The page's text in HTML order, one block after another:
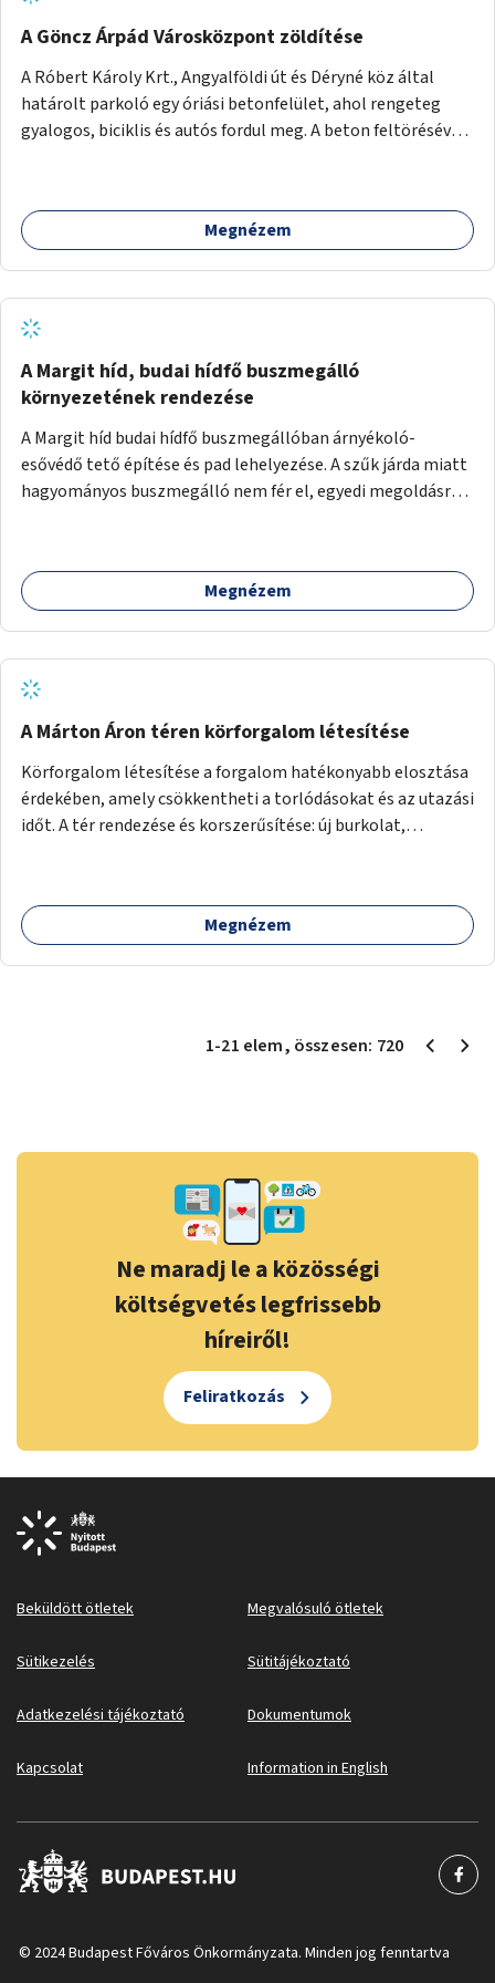
A Göncz Árpád Városközpont zöldítése
A Róbert Károly Krt., Angyalföldi út és Déryné köz által
határolt parkoló egy óriási betonfelület, ahol rengeteg
gyalogos, biciklis és autós fordul meg. A beton feltörésével,
menti járda és a parkoló közé kellene egy zöld sáv,
virágágyásokkal a meglévő fák alá, a lakóépület felőli két
Megnézem
A Margit híd, budai hídfő buszmegálló
környezetének rendezése
A Margit híd budai hídfő buszmegállóban árnyékoló-
esővédő tető építése és pad lehelyezése. A szűk járda miatt
hagyományos buszmegálló nem fér el, egyedi megoldásra
Megnézem
A Márton Áron téren körforgalom létesítése
Körforgalom létesítése a forgalom hatékonyabb elosztása
érdekében, amely csökkentheti a torlódásokat és az utazási
időt. A tér rendezése és korszerűsítése: új burkolat,
időznek.
Megnézem
1-21 elem, összesen: 720
Ne maradj le a közösségi
költségvetés legfrissebb
híreiről!
Feliratkozás
Beküldött ötletek Megvalósuló ötletek
Sütikezelés Sütitájékoztató
Adatkezelési tájékoztató Dokumentumok
Kapcsolat Information in English
© 2024 Budapest Főváros Önkormányzata. Minden jog fenntartva